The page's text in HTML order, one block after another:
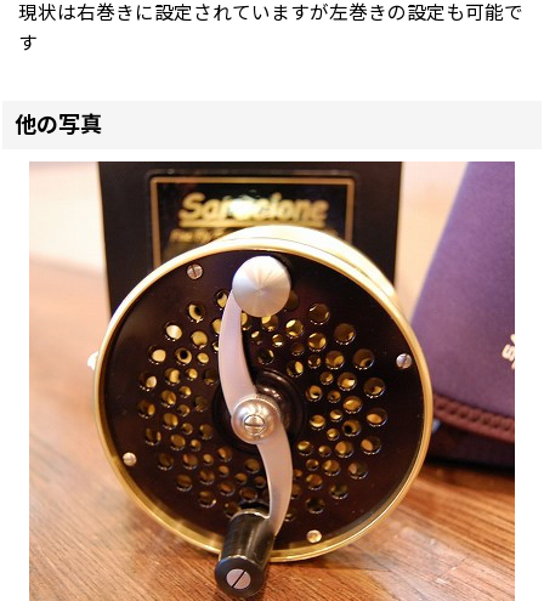
現状は右巻きに設定されていますが左巻きの設定も可能で
す
他の写真